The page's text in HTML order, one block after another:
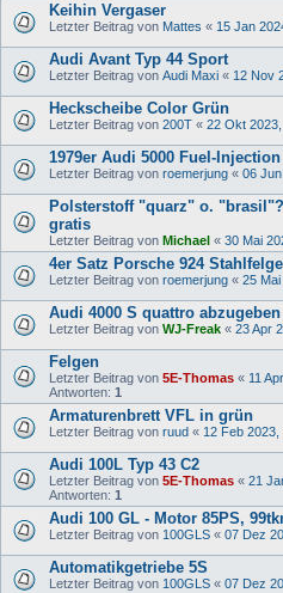
Keihin Vergaser
Letzter Beitrag von Mattes « 15 Jan
Audi Avant Typ 44 Sport
Letzter Beitrag von Audi Maxi « 12 Nov
Heckscheibe Color Grün
Letzter Beitrag von 200T « 22 Okt
1979er Audi 5000 Fuel-
Letzter Beitrag von roemerjung « 06
Polsterstoff "quarz" o.
gratis
Letzter Beitrag von Michael « 30 Mai
4er Satz Porsche 924
Letzter Beitrag von roemerjung « 25
Audi 4000 S quattro abzugeben
Letzter Beitrag von WJ-Freak « 23 Apr
Felgen
Letzter Beitrag von 5E-Thomas « 11
Antworten: 1
Armaturenbrett VFL in grün
Letzter Beitrag von ruud « 12 Feb 2023,
Audi 100L Typ 43 C2
Letzter Beitrag von 5E-Thomas « 21
Antworten: 1
Audi 100 GL - Motor 85PS,
Letzter Beitrag von 100GLS « 07 Dez
Automatikgetriebe 5S
Letzter Beitrag von 100GLS « 07 Dez